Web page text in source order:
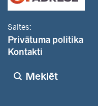
Saites:
Privātuma politika
Kontakti
Meklēt